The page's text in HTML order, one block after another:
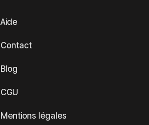
Aide
Contact
Blog
CGU
Mentions légales